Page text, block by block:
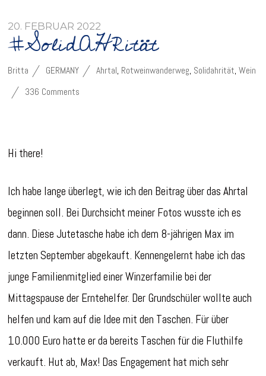
20. FEBRUAR 2022
#SolidAHRität
Britta GERMANY Ahrtal, Rotweinwanderweg, Solidahrität,Wein
336 Comments
Hi there!
Ich habe lange überlegt, wie ich den Beitrag über das Ahrtal
beginnen soll. Bei Durchsicht meiner Fotos wusste ich es
dann. Diese Jutetasche habe ich dem 8-jährigen Max im
letzten September abgekauft. Kennengelernt habe ich das
junge Familienmitglied einer Winzerfamilie bei der
Mittagspause der Erntehelfer. Der Grundschüler wollte auch
helfen und kam auf die Idee mit den Taschen. Für über
10.000 Euro hatte er da bereits Taschen für die Fluthilfe
verkauft. Hut ab, Max! Das Engagement hat mich sehr